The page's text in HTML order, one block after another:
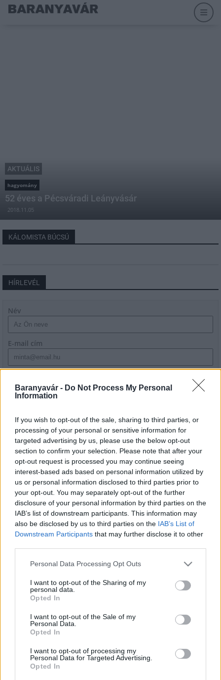
Baranyavár - Do Not Process My Personal
Information
If you wish to opt-out of the sale, sharing to third parties, or
processing of your personal or sensitive information for
targeted advertising by us, please use the below opt-out
section to confirm your selection. Please note that after your
opt-out request is processed you may continue seeing
interest-based ads based on personal information utilized by
us or personal information disclosed to third parties prior to
your opt-out. You may separately opt-out of the further
disclosure of your personal information by third parties on the
IAB’s list of downstream participants. This information may
also be disclosed by us to third parties on the IAB’s List of
Downstream Participants that may further disclose it to other
Please note that this website/app uses one or more Google
not limited to your visit or usage behaviour. You may click to
grant or deny consent to Google and its third-party tags to
use your data for below specified purposes in below Google
consent section.
Personal Data Processing Opt Outs
I want to opt-out of the Sharing of my
personal data.
Opted In
I want to opt-out of the Sale of my
Personal Data.
Opted In
I want to opt-out of processing my
Personal Data for Targeted Advertising.
Opted In
AKTUÁLIS
hagyomány
52 éves a Pécsváradi Leányvásár
2018.11.05
KÁLOMISTA BÚCSÚ
HÍRLEVÉL
Név
E-mail cím
szabályzatot!
HÍRDETÉS
LEGFRISSEBB
Helyi hírek
Amire többmillióan vártunk: szombattól
másodfokúra csökken a riasztás
Országos hírek
továbbképzésekkel erősít a Gál Ferenc
Egyetem
Országos hírek